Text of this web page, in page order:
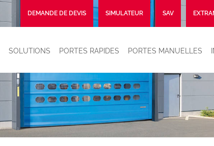
DEMANDE DE DEVIS SIMULATEUR SAV
SOLUTIONS PORTES RAPIDES PORTES MANUELLES